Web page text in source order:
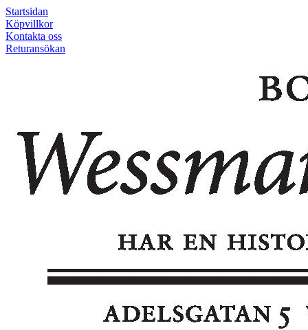
Startsidan
Köpvillkor
Kontakta oss
Returansökan